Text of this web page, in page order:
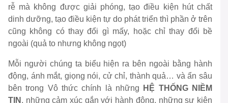
rễ mà không được giải phóng, tạo điều kiện hút chất
dinh dưỡng, tạo điều kiện tự do phát triển thì phần ở trên
cũng không có thay đổi gì mấy, hoặc chỉ thay đổi bề
ngoài (quả to nhưng không ngọt)
Mỗi người chúng ta biểu hiện ra bên ngoài bằng hành
động, ánh mắt, giọng nói, cử chỉ, thành quả… và ẩn sâu
bên trong Vô thức chính là những
HỆ THỐNG NIỀM
TIN , những cảm xúc gắn với hành động, những sự kiện